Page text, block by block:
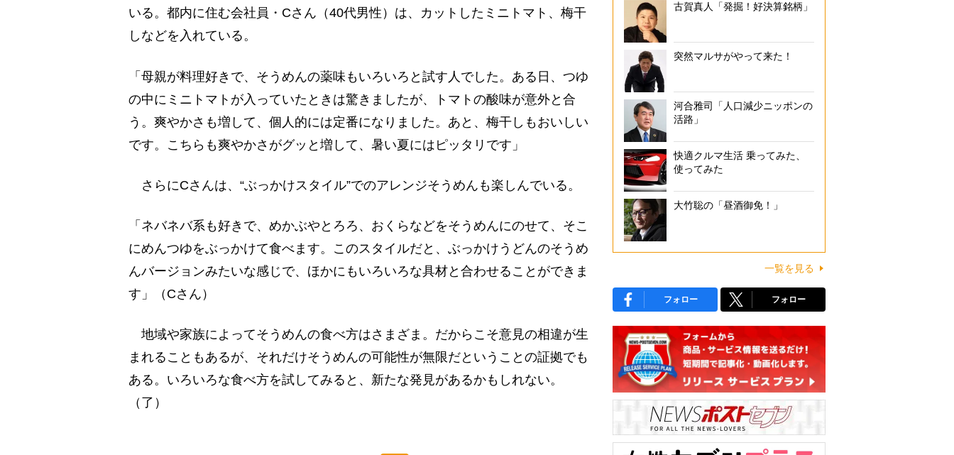
いる。都内に住む会社員・Cさん（40代男性）は、カットしたミニトマト、梅干
しなどを入れている。
「母親が料理好きで、そうめんの薬味もいろいろと試す人でした。ある日、つゆ
の中にミニトマトが入っていたときは驚きましたが、トマトの酸味が意外と合
う。爽やかさも増して、個人的には定番になりました。あと、梅干しもおいしい
です。こちらも爽やかさがグッと増して、暑い夏にはピッタリです」
さらにCさんは、“ぶっかけスタイル”でのアレンジそうめんも楽しんでいる。
「ネバネバ系も好きで、めかぶやとろろ、おくらなどをそうめんにのせて、そこ
にめんつゆをぶっかけて食べます。このスタイルだと、ぶっかけうどんのそうめ
んバージョンみたいな感じで、ほかにもいろいろな具材と合わせることができま
す」（Cさん）
地域や家族によってそうめんの食べ方はさまざま。だからこそ意見の相違が生
まれることもあるが、それだけそうめんの可能性が無限だということの証拠でも
ある。いろいろな食べ方を試してみると、新たな発見があるかもしれない。
（了）
古賀真人「発掘！好決算銘柄」
突然マルサがやって来た！
河合雅司「人口減少ニッポンの
活路」
快適クルマ生活 乗ってみた、
使ってみた
大竹聡の「昼酒御免！」
一覧を見る
フォロー フォロー